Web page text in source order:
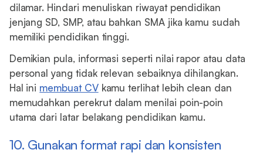
dilamar. Hindari menuliskan riwayat pendidikan
jenjang SD, SMP, atau bahkan SMA jika kamu sudah
memiliki pendidikan tinggi.
Demikian pula, informasi seperti nilai rapor atau data
personal yang tidak relevan sebaiknya dihilangkan.
Hal ini membuat CVkamu terlihat lebih clean dan
memudahkan perekrut dalam menilai poin-poin
utama dari latar belakang pendidikan kamu.
10. Gunakan format rapi dan konsisten